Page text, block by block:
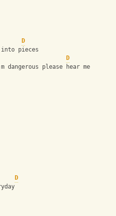
D
pieces
D
dangerous please hear me
D